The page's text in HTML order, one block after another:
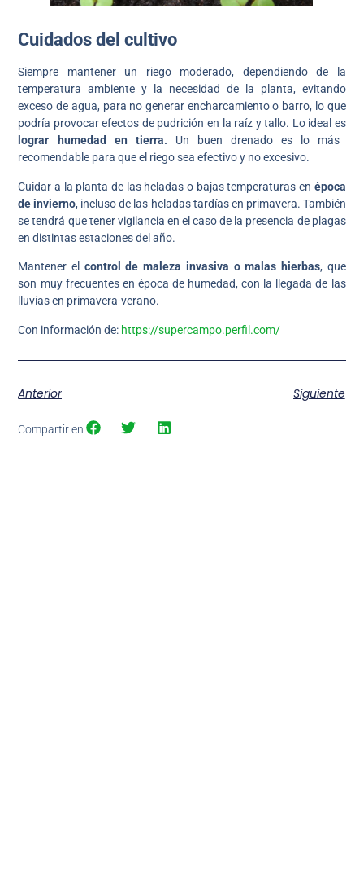
Cuidados del cultivo
Siempre mantener un riego moderado, dependiendo de la
temperatura ambiente y la necesidad de la planta, evitando
exceso de agua, para no generar encharcamiento o barro, lo que
podría provocar efectos de pudrición en la raíz y tallo. Lo ideal es
lograr humedad en tierra. Un buen drenado es lo más
recomendable para que el riego sea efectivo y no excesivo.
Cuidar a la planta de las heladas o bajas temperaturas en época
de invierno, incluso de las heladas tardías en primavera. También
se tendrá que tener vigilancia en el caso de la presencia de plagas
en distintas estaciones del año.
Mantener el control de maleza invasiva o malas hierbas, que
son muy frecuentes en época de humedad, con la llegada de las
lluvias en primavera-verano.
Con información de: https://supercampo.perfil.com/
Anterior Siguiente
Compartir en